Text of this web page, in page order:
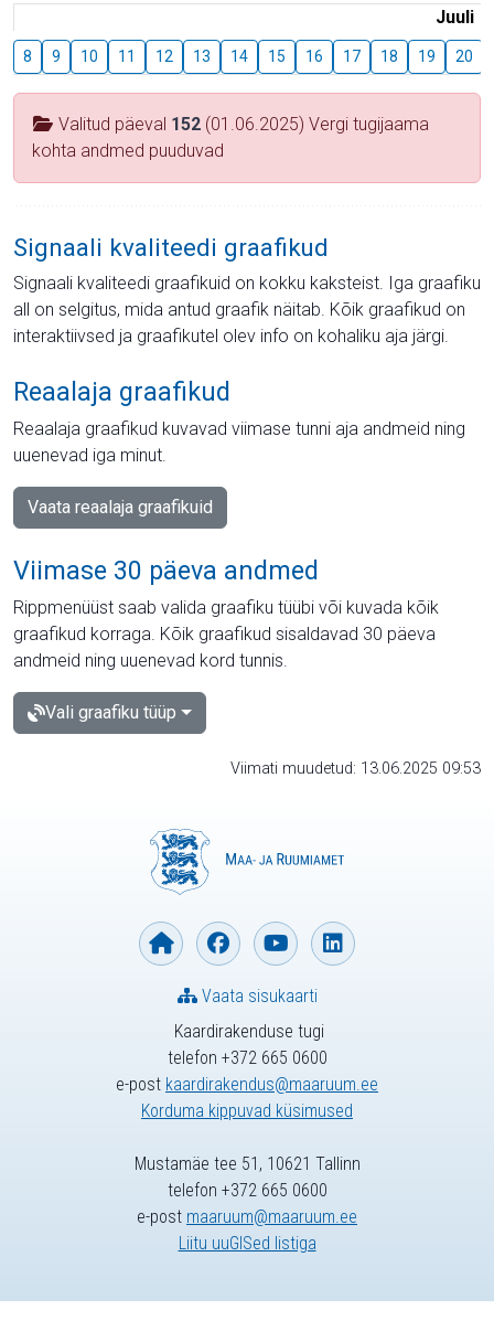
Juuli
8 9 10 11 12 13 14 15 16 17 18 19 20
Valitud päeval 152 (01.06.2025) Vergi tugijaama
kohta andmed puuduvad
Signaali kvaliteedi graafikud
Signaali kvaliteedi graafikuid on kokku kaksteist. Iga graafiku
all on selgitus, mida antud graafik näitab. Kõik graafikud on
interaktiivsed ja graafikutel olev info on kohaliku aja järgi.
Reaalaja graafikud
Reaalaja graafikud kuvavad viimase tunni aja andmeid ning
uuenevad iga minut.
Vaata reaalaja graafikuid
Viimase 30 päeva andmed
Rippmenüüst saab valida graafiku tüübi või kuvada kõik
graafikud korraga. Kõik graafikud sisaldavad 30 päeva
andmeid ning uuenevad kord tunnis.
Vali graafiku tüüp
Viimati muudetud: 13.06.2025 09:53
Kaardirakenduse tugi
telefon +372 665 0600
e-post kaardirakendus@maaruum.ee
Korduma kippuvad küsimused
Vaata sisukaarti
Mustamäe tee 51, 10621 Tallinn
telefon +372 665 0600
e-post maaruum@maaruum.ee
Liitu uuGISed listiga